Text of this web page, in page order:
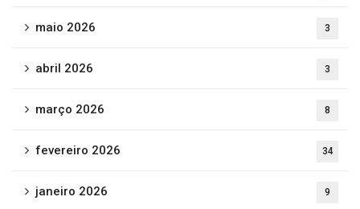
maio 2026 3
abril 2026 3
março 2026 8
fevereiro 2026 34
janeiro 2026 9